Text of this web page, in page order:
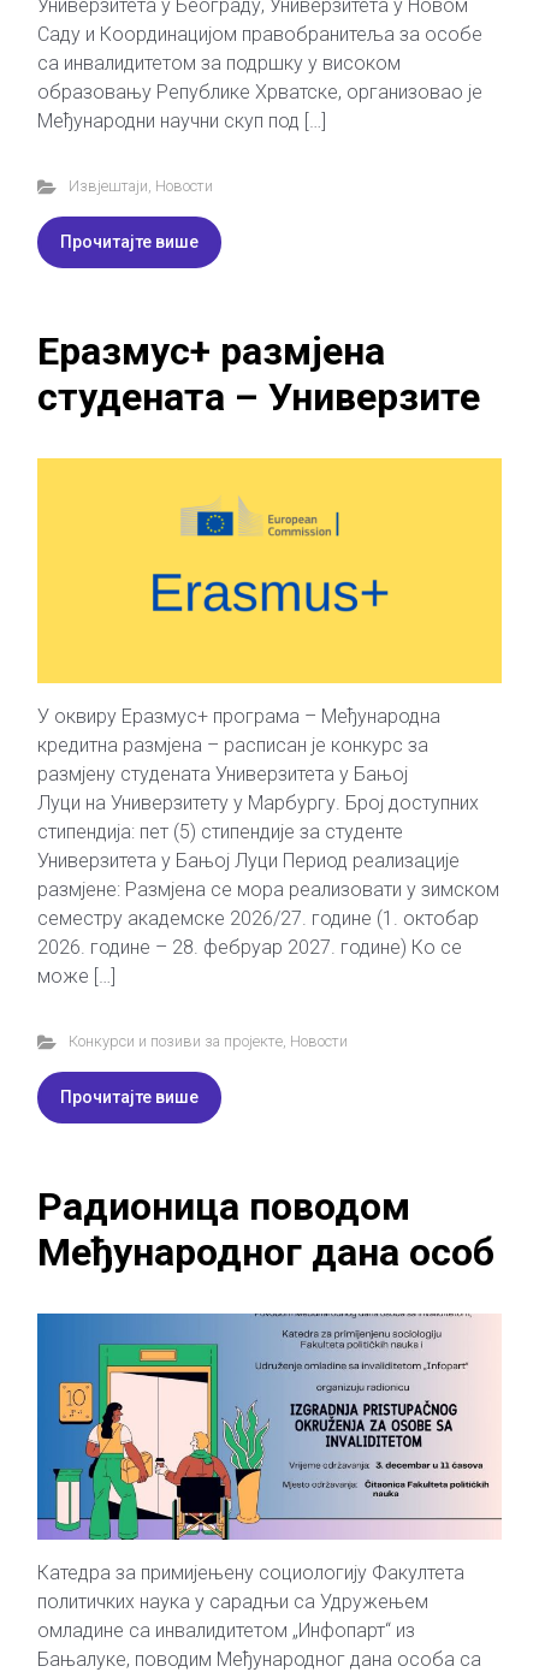
Универзитета у Београду, Универзитета у Новом
Саду и Координацијом правобранитеља за особе
са инвалидитетом за подршку у високом
образовању Републике Хрватске, организовао је
Међународни научни скуп под […]
Извјештаји Новости
Прочитајте више
Еразмус+ размјена
студената – Универзите
У оквиру Еразмус+ програма – Међународна
кредитна размјена – расписан је конкурс за
размјену студената Универзитета у Бањој
Луци на Универзитету у Марбургу. Број доступних
стипендија: пет (5) стипендије за студенте
Универзитета у Бањој Луци Период реализације
размјене: Размјена се мора реализовати у зимском
семестру академске 2026/27. године (1. октобар
2026. године – 28. фебруар 2027. године) Ко се
може […]
Конкурси и позиви за пројекте, Новости
Прочитајте више
Радионица поводом
Међународног дана особ
Катедра за примијењену социологију Факултета
политичких наука у сарадњи са Удружењем
омладине са инвалидитетом „Инфопарт“ из
Бањалуке, поводим Међународног дана особа са